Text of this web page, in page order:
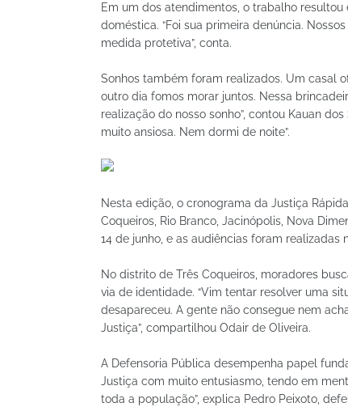
Em um dos atendimentos, o trabalho
doméstica. “Foi sua primeira denúncia.
medida protetiva”, conta.
Sonhos também foram realizados. Um casal
outro dia fomos morar juntos. Nessa
realização do nosso sonho”, contou Kauan
muito ansiosa. Nem dormi de noite”.
Nesta edição, o cronograma da Justiça
Coqueiros, Rio Branco, Jacinópolis, Nova
14 de junho, e as audiências foram realizadas
No distrito de Três Coqueiros, moradores
via de identidade. “Vim tentar resolver uma
desapareceu. A gente não consegue nem
Justiça”, compartilhou Odair de Oliveira.
A Defensoria Pública desempenha papel
Justiça com muito entusiasmo, tendo em
toda a população”, explica Pedro Peixoto,